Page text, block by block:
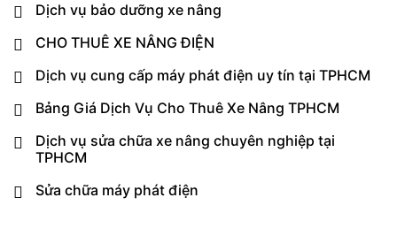
Dịch vụ bảo dưỡng xe nâng
CHO THUÊ XE NÂNG ĐIỆN
Dịch vụ cung cấp máy phát điện uy tín tại TPHCM
Bảng Giá Dịch Vụ Cho Thuê Xe Nâng TPHCM
Dịch vụ sửa chữa xe nâng chuyên nghiệp tại
TPHCM
Sửa chữa máy phát điện